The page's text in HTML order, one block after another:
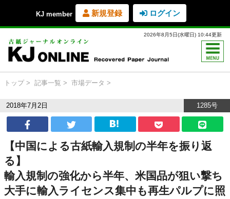
KJ member 新規登録 ログイン
2026年8月5日(水曜日) 10:44更新
トップ 記事一覧 市場データ
2018年7月2日 1285号
【中国による古紙輸入規制の半年を振り返
る】
輸入規制の強化から半年、米国品が狙い撃ち
大手に輸入ライセンス集中も再生パルプに照